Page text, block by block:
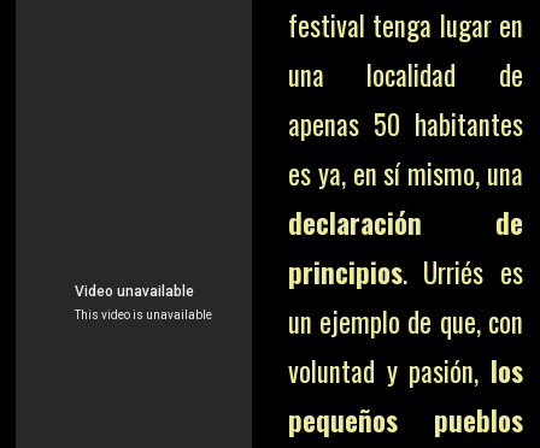
festival tenga lugar en
una localidad de
apenas 50 habitantes
es ya, en sí mismo, una
declaración de
principios. Urriés es
un ejemplo de que, con
voluntad y pasión, los
pequeños pueblos